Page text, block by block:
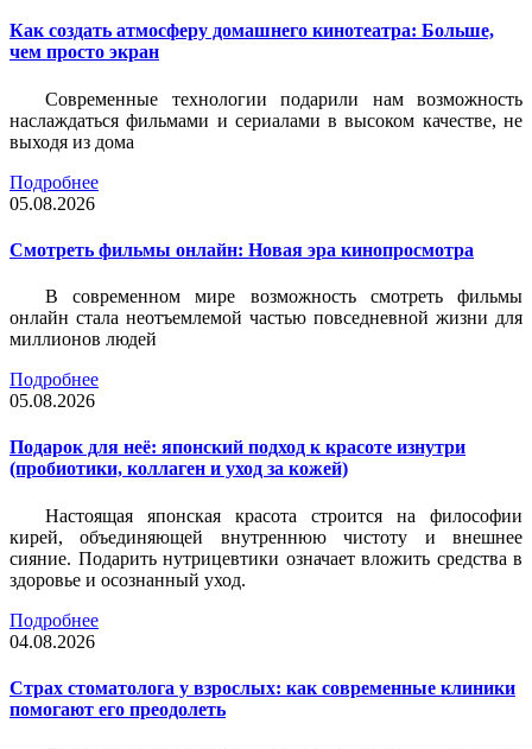
Как создать атмосферу домашнего кинотеатра: Больше,
чем просто экран
Современные технологии подарили нам возможность
наслаждаться фильмами и сериалами в высоком качестве, не
выходя из дома
Подробнее
05.08.2026
Смотреть фильмы онлайн: Новая эра кинопросмотра
В современном мире возможность смотреть фильмы
онлайн стала неотъемлемой частью повседневной жизни для
миллионов людей
Подробнее
05.08.2026
Подарок для неё: японский подход к красоте изнутри
(пробиотики, коллаген и уход за кожей)
Настоящая японская красота строится на философии
кирей, объединяющей внутреннюю чистоту и внешнее
сияние. Подарить нутрицевтики означает вложить средства в
здоровье и осознанный уход.
Подробнее
04.08.2026
Страх стоматолога у взрослых: как современные клиники
помогают его преодолеть